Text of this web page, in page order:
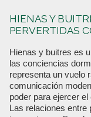
HIENAS Y
PERVERTIDAS
Hienas y buitres es
las conciencias
representa un vuelo
comunicación
poder para ejercer el
Las relaciones